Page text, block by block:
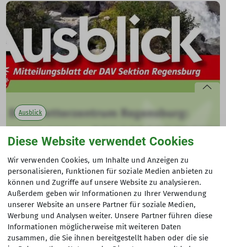
Auf geht's in den Bergsommer. Die Neue Regensburger
Hütte öffnet im Juni ihre Türen - mit rein vegetarischer
Küche. Und wir berichten, wie der Stresspegel von
unseren Teilnehmer*innen am
Stressreduktionsprogramm absinkt.
Ausblick 02-2023 (PDF)
Ausblick
Ausblick 03-2022
01.10.2022
Im Ausblick 02-2022 stellen wir euch das Programm des
Bergsporttreffens vor, präsentieren euch unsere neue
Steinwaldhütte und zwei neue kommissarische
Vorstände.
mehr erfahren
Andere Themen
Gesund in den Bergen Hochtouren Jahresbericht
Jahresprogramm Klettern Lieblingstouren
Diese Website verwendet Cookies
Wir verwenden Cookies, um Inhalte und Anzeigen zu
personalisieren, Funktionen für soziale Medien anbieten zu
können und Zugriffe auf unsere Website zu analysieren.
Außerdem geben wir Informationen zu Ihrer Verwendung
unserer Website an unsere Partner für soziale Medien,
Werbung und Analysen weiter. Unsere Partner führen diese
Informationen möglicherweise mit weiteren Daten
zusammen, die Sie ihnen bereitgestellt haben oder die sie